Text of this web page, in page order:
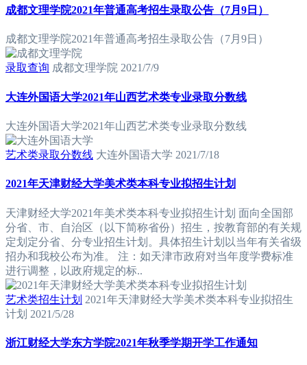
成都文理学院2021年普通高考招生录取公告（7月9日）
成都文理学院2021年普通高考招生录取公告（7月9日）
录取查询 成都文理学院 2021/7/9
大连外国语大学2021年山西艺术类专业录取分数线
大连外国语大学2021年山西艺术类专业录取分数线
艺术类录取分数线 大连外国语大学 2021/7/18
2021年天津财经大学美术类本科专业拟招生计划
天津财经大学2021年美术类本科专业拟招生计划 面向全国部
分省、市、自治区（以下简称省份）招生，按教育部的有关规
定划定分省、分专业招生计划。具体招生计划以当年有关省级
招办和我校公布为准。 注：如天津市政府对当年度学费标准
进行调整，以政府规定的标..
艺术类招生计划 2021年天津财经大学美术类本科专业拟招生
计划 2021/5/28
浙江财经大学东方学院2021年秋季学期开学工作通知